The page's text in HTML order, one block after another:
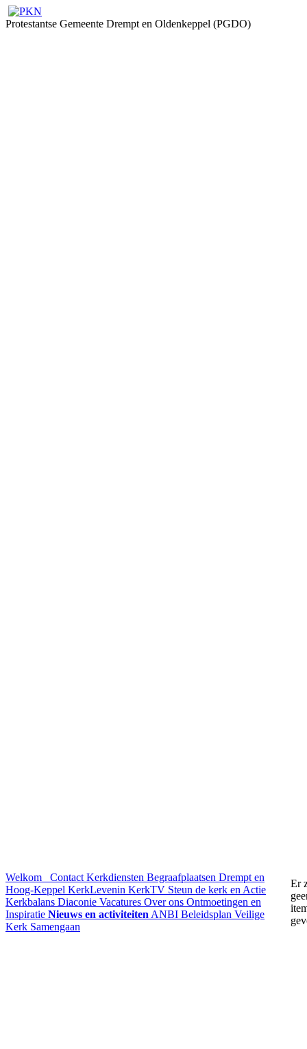
Protestantse Gemeente Drempt en Oldenkeppel (PGDO)
Welkom Contact Kerkdiensten Begraafplaatsen Drempt en
Hoog-Keppel KerkLevenin KerkTV Steun de kerk en Actie
Kerkbalans Diaconie Vacatures Over ons Ontmoetingen en
Inspiratie Nieuws en activiteiten ANBI Beleidsplan Veilige
Kerk Samengaan
Er